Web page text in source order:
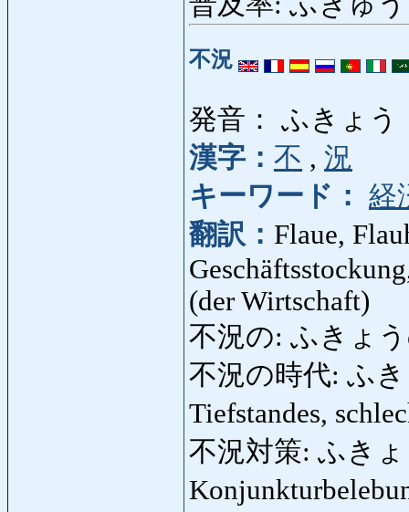
不況
発音： ふきょう
漢字： 不 , 況
キーワード： 経
翻訳： Flaue,
(der Wirtschaft)
不況の: ふきょ
不況の時代: ふ
Tiefstandes,
不況対策: ふき